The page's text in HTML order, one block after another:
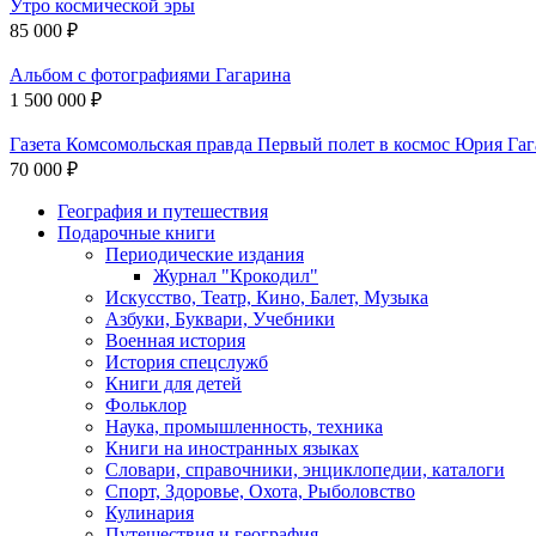
Утро космической эры
85 000 ₽
Альбом с фотографиями Гагарина
1 500 000 ₽
Газета Комсомольская правда Первый полет в космос Юрия
70 000 ₽
Разделы
каталога
География и путешествия
Подарочные книги
Периодические издания
Журнал "Крокодил"
Искусство, Театр, Кино, Балет, Музыка
Азбуки, Буквари, Учебники
Военная история
История спецслужб
Книги для детей
Фольклор
Наука, промышленность, техника
Книги на иностранных языках
Словари, справочники, энциклопедии, каталоги
Спорт, Здоровье, Охота, Рыболовство
Кулинария